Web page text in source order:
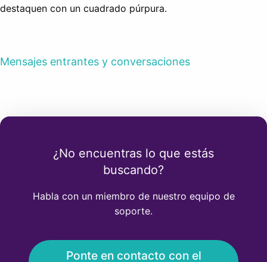
destaquen con un cuadrado púrpura.
Mensajes entrantes y conversaciones
¿No encuentras lo que estás
buscando?
Habla con un miembro de nuestro equipo de
soporte.
Ponte en contacto con el